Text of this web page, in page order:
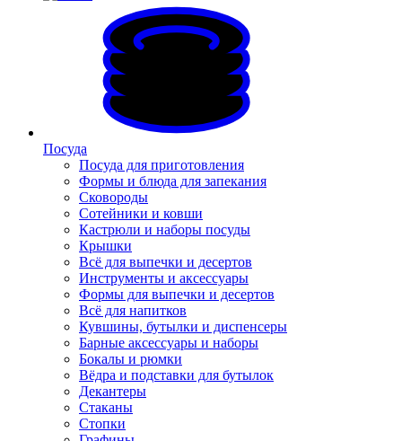
Посуда
Посуда для приготовления
Формы и блюда для запекания
Сковороды
Сотейники и ковши
Кастрюли и наборы посуды
Крышки
Всё для выпечки и десертов
Инструменты и аксессуары
Формы для выпечки и десертов
Всё для напитков
Кувшины, бутылки и диспенсеры
Барные аксессуары и наборы
Бокалы и рюмки
Вёдра и подставки для бутылок
Декантеры
Стаканы
Стопки